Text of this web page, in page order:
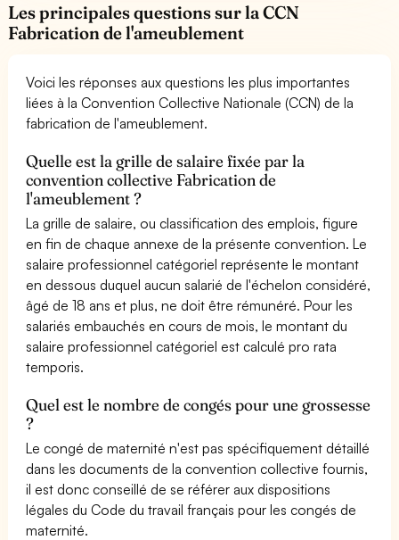
Les principales questions sur la CCN
Fabrication de l'ameublement
Voici les réponses aux questions les plus importantes
liées à la Convention Collective Nationale (CCN) de la
fabrication de l'ameublement.
Quelle est la grille de salaire fixée par la
convention collective Fabrication de
l'ameublement ?
La grille de salaire, ou classification des emplois, figure
en fin de chaque annexe de la présente convention. Le
salaire professionnel catégoriel représente le montant
en dessous duquel aucun salarié de l'échelon considéré,
âgé de 18 ans et plus, ne doit être rémunéré. Pour les
salariés embauchés en cours de mois, le montant du
salaire professionnel catégoriel est calculé pro rata
temporis.
Quel est le nombre de congés pour une grossesse
?
Le congé de maternité n'est pas spécifiquement détaillé
dans les documents de la convention collective fournis,
il est donc conseillé de se référer aux dispositions
légales du Code du travail français pour les congés de
maternité.